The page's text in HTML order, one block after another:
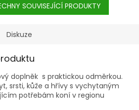
SOUVISEJÍCÍ PRODUKTY
Diskuze
doplněk s praktickou odměrkou.
srsti, kůže a hřívy s vychytaným
potřebám koní v regionu